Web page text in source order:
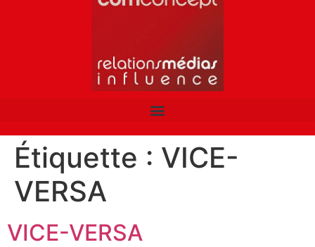
Étiquette : VICE-
VERSA
VICE-VERSA